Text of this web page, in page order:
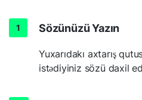
Sözünüzü Yazın
Yuxarıdakı axtarış
istədiyiniz sözü daxil